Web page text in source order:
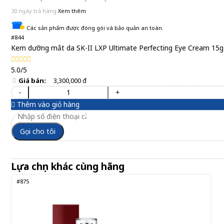
30 ngày trả hàng Xem thêm
Các sản phẩm được đóng gói và bảo quản an toàn.
#844
Kem dưỡng mắt da SK-II LXP Ultimate Perfecting Eye Cream 15g
5.0/5
Giá bán: 3,300,000 đ
-
+
Thêm vào giỏ hàng
Gọi cho tôi
Lựa chọn khác cùng hãng
#875